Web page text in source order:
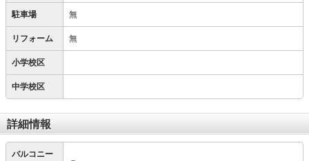
駐車場 無
リフォーム 無
小学校区
中学校区
詳細情報
バルコニー